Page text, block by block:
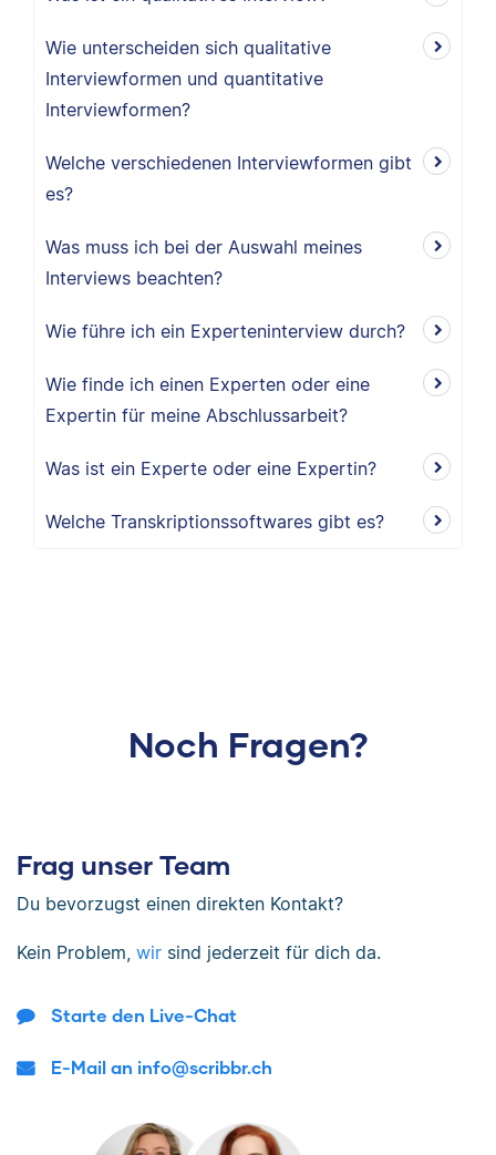
Wie unterscheiden sich qualitative
Interviewformen und quantitative
Interviewformen?
Welche verschiedenen Interviewformen gibt
es?
Was muss ich bei der Auswahl meines
Interviews beachten?
Wie führe ich ein Experteninterview durch?
Wie finde ich einen Experten oder eine
Expertin für meine Abschlussarbeit?
Was ist ein Experte oder eine Expertin?
Welche Transkriptionssoftwares gibt es?
Noch Fragen?
Frag unser Team
Du bevorzugst einen direkten Kontakt?
Kein Problem, wir sind jederzeit für dich da.
Starte den Live-Chat
E-Mail an info@scribbr.ch